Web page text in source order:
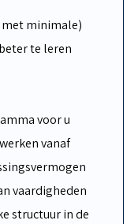
met minimale)
te leren
voor u
vanaf
vaardigheden
structuur in de